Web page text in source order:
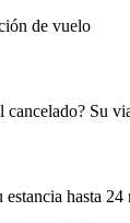
de vuelo
cancelado? Su
hasta 24